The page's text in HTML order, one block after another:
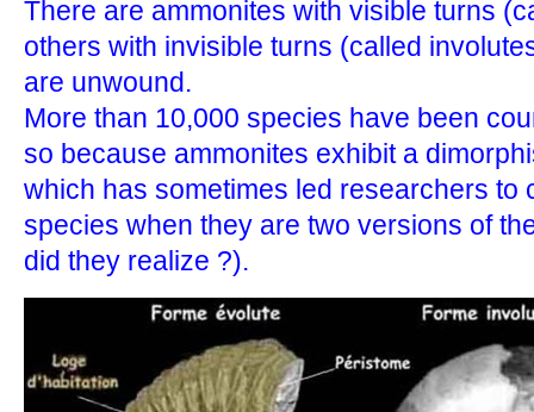
There are ammonites with visible turns
others with invisible turns (called
are unwound.
More than 10,000 species have been
so because ammonites exhibit a
which has sometimes led researchers to
species when they are two versions of
did they realize ?).